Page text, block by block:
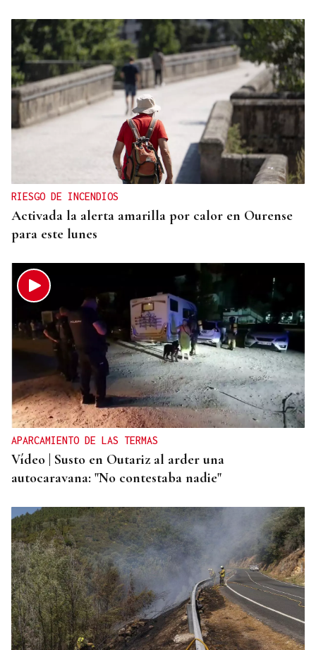
RIESGO DE INCENDIOS
Activada la alerta amarilla por calor en Ourense
para este lunes
APARCAMIENTO DE LAS TERMAS
Vídeo | Susto en Outariz al arder una
autocaravana: "No contestaba nadie"